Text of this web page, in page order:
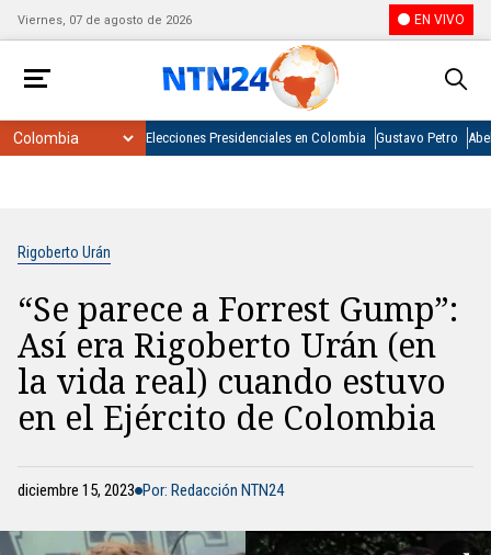
Viernes, 07 de agosto de 2026 EN VIVO
Elecciones Presidenciales en Colombia Gustavo Petro
Rigoberto Urán
“Se parece a Forrest Gump”:
Así era Rigoberto Urán (en
la vida real) cuando estuvo
en el Ejército de Colombia
diciembre 15, 2023 Por: Redacción NTN24